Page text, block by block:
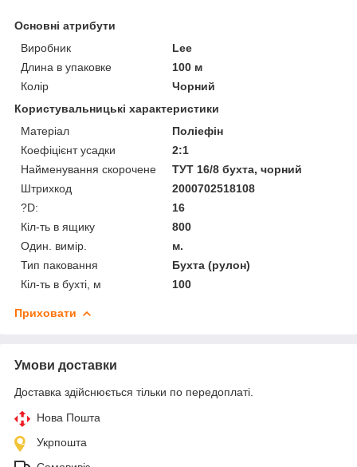
Основні атрибути
Виробник
Lee
Длина в упаковке
100 м
Колір
Чорний
Користувальницькі характеристики
Матеріал
Поліефін
Коефіцієнт усадки
2:1
Найменування скорочене
ТУТ 16/8 бухта, чорний
Штрихкод
2000702518108
?D:
16
Кіл-ть в ящику
800
Один. вимір.
м.
Тип паковання
Бухта (рулон)
Кіл-ть в бухті, м
100
Приховати
Умови доставки
Доставка здійснюється тільки по передоплаті.
Нова Пошта
Укрпошта